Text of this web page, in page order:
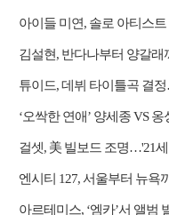
튜이드, 데뷔 타이틀곡 결